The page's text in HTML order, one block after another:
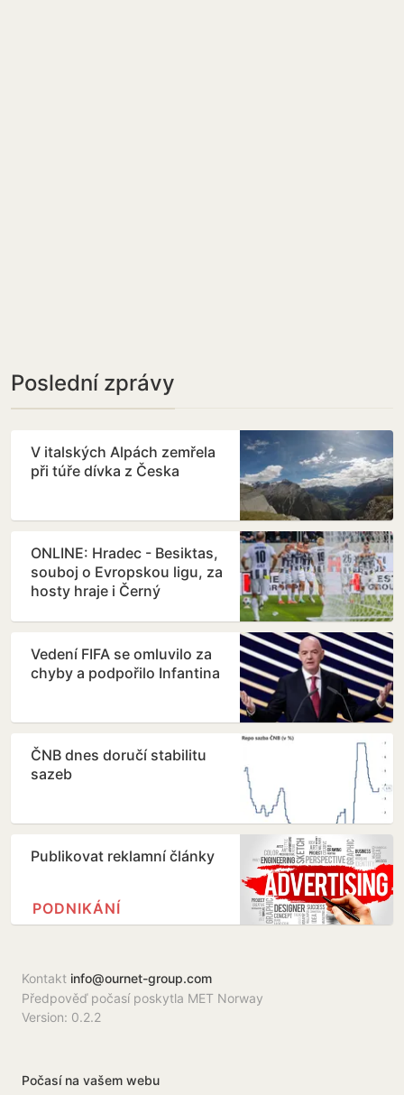
Poslední zprávy
V italských Alpách zemřela
při túře dívka z Česka
ONLINE: Hradec - Besiktas,
souboj o Evropskou ligu, za
hosty hraje i Černý
Vedení FIFA se omluvilo za
chyby a podpořilo Infantina
ČNB dnes doručí stabilitu
sazeb
Publikovat reklamní články
PODNIKÁNÍ
Kontakt info@ournet-group.com
Předpověď počasí poskytla MET Norway
Version: 0.2.2
Počasí na vašem webu